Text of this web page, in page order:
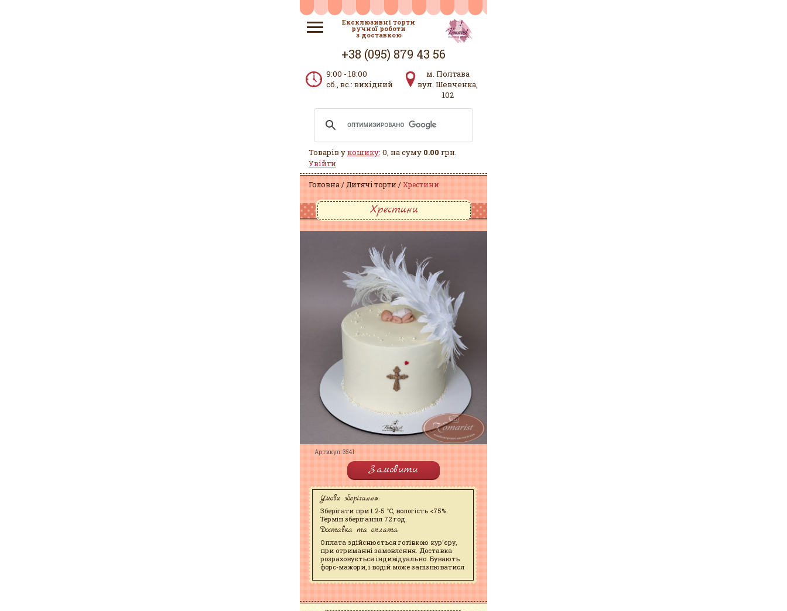
Ексклюзивні торти
ручної роботи
з доставкою
+38 (095) 879 43 56
9:00 - 18:00
сб., вс.: вихідний
м. Полтава
вул. Шевченка,
102
Товарів укошику: 0, на суму 0.00 грн.
Увійти
Головна Дитячі торти Хрестини
Хрестини
Артикул: 3541
Замовити
Умови зберігання:
Зберігати при t 2-5 °C, вологість <75%.
Термін зберігання 72 год.
Доставка та оплата:
Оплата здійснюється готівкою кур'єру,
при отриманні замовлення. Доставка
розраховується індивідуально. Бувають
форс-мажори, і водій може запізнюватися